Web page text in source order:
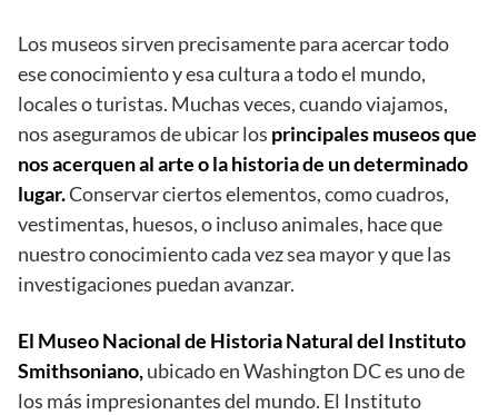
Los museos sirven precisamente para acercar todo
ese conocimiento y esa cultura a todo el mundo,
locales o turistas. Muchas veces, cuando viajamos,
nos aseguramos de ubicar los principales museos que
nos acerquen al arte o la historia de un determinado
lugar.Conservar ciertos elementos, como cuadros,
vestimentas, huesos, o incluso animales, hace que
nuestro conocimiento cada vez sea mayor y que las
investigaciones puedan avanzar.
El Museo Nacional de Historia Natural del Instituto
Smithsoniano,ubicado en Washington DC es uno de
los más impresionantes del mundo. El Instituto